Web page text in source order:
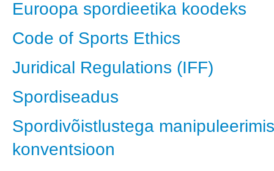
Euroopa spordieetika koodeks
Code of Sports Ethics
Juridical Regulations (IFF)
Spordiseadus
Spordivõistlustega
konventsioon